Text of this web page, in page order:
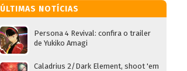
ÚLTIMAS NOTÍCIAS
Persona 4 Revival: confira o trailer
de Yukiko Amagi
Caladrius 2/Dark Element, shoot 'em